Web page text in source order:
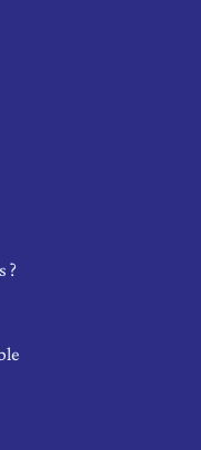
?